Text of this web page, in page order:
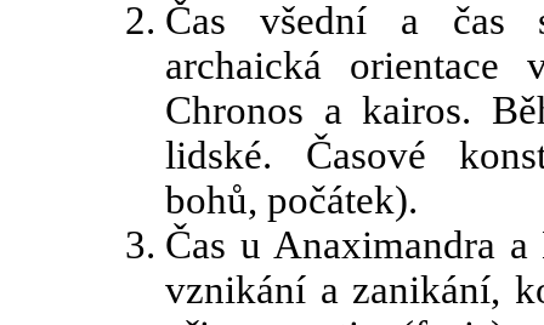
Čas všední a čas
archaická orientace
Chronos a kairos.
lidské. Časové
bohů, počátek).
Čas u Anaximandra
vznikání a zanikání,